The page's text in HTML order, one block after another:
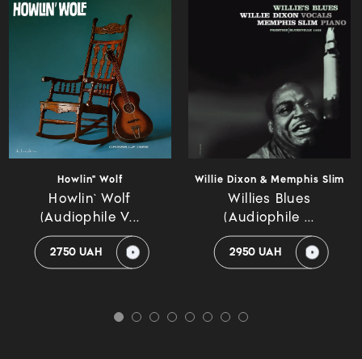
Howlin" Wolf
Howlin` Wolf
(Audiophile V...
2750 UAH
Willie Dixon & Memphis Slim
Willies Blues
(Audiophile ...
2950 UAH